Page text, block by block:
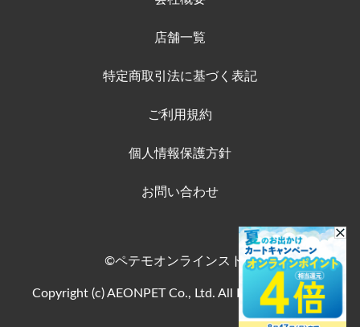
店舗一覧
特定商取引法に基づく表記
ご利用規約
個人情報保護方針
お問い合わせ
©ペテモオンラインストア
Copyright (c) AEONPET Co., Ltd. All Rights Reserved.